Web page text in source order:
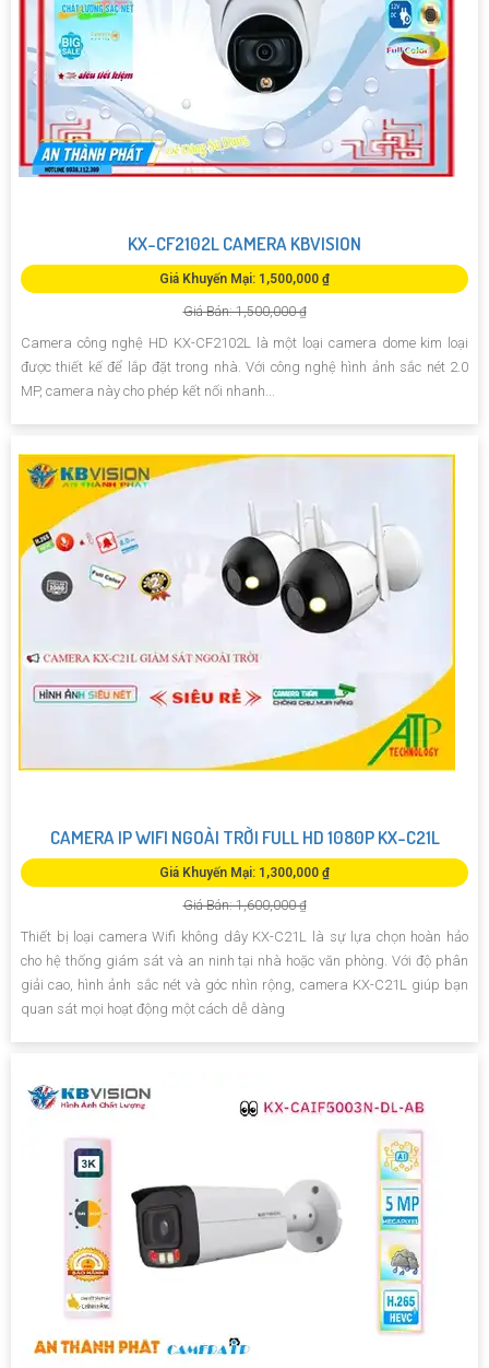
KX-CF2102L CAMERA KBVISION
Giá Khuyến Mại: 1,500,000 ₫
Giá Bán: 1,500,000 ₫
Camera công nghệ HD KX-CF2102L là một loại camera dome kim loại
được thiết kế để lắp đặt trong nhà. Với công nghệ hình ảnh sắc nét 2.0
MP, camera này cho phép kết nối nhanh...
CAMERA IP WIFI NGOÀI TRỜI FULL HD 1080P KX-C21L
Giá Khuyến Mại: 1,300,000 ₫
Giá Bán: 1,600,000 ₫
Thiết bị loại camera Wifi không dây KX-C21L là sự lựa chọn hoàn hảo
cho hệ thống giám sát và an ninh tại nhà hoặc văn phòng. Với độ phân
giải cao, hình ảnh sắc nét và góc nhìn rộng, camera KX-C21L giúp bạn
quan sát mọi hoạt động một cách dễ dàng